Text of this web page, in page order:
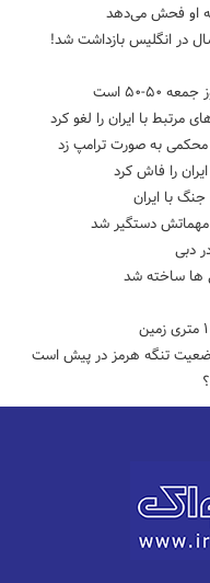
او فحش می‌دهد
در انگلیس بازداشت شد!
۵۰ است
مرتبط با ایران را لغو کرد
محکمی به صورت ترامپ زد
را فاش کرد
با ایران
دبی
تنگه هرمز در پیش است